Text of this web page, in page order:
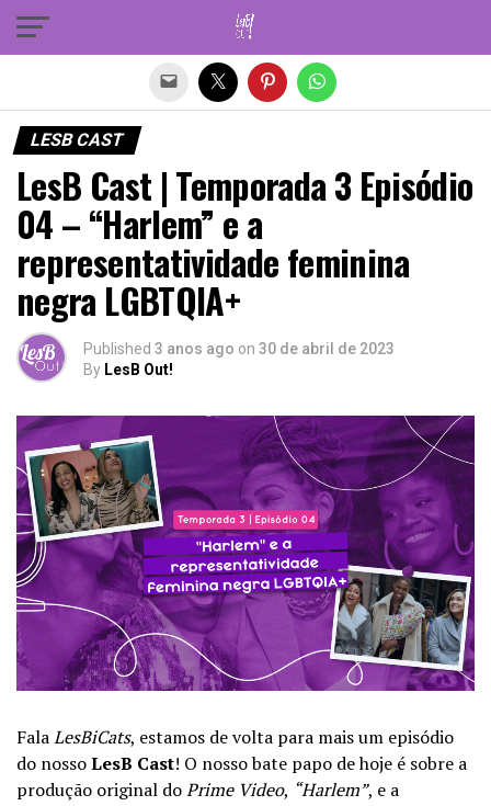
LESB CAST
LesB Cast | Temporada 3 Episódio
04 – “Harlem” e a
representatividade feminina
negra LGBTQIA+
Published 3 anos ago on 30 de abril de 2023
By LesB Out!
FalaLesBiCats, estamos de volta para mais um episódio
do nossoLesB Cast! O nosso bate papo de hoje é sobre a
produção original doPrime Video, “Harlem”, e a
Sair da versão mobile